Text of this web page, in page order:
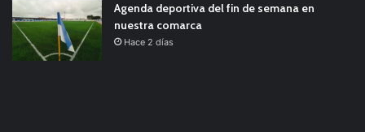
Agenda deportiva del fin de semana en
nuestra comarca
Hace 2 días